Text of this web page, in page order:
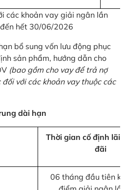
các khoản vay giải ngân lần
hết 30/06/2026
bổ sung vốn lưu động phục
sản phẩm, hướng dẫn cho
(bao gồm cho vay để trả nợ
với các khoản vay thuộc các
dài hạn
Thời gian cố định lãi
đãi
06 tháng đầu tiên